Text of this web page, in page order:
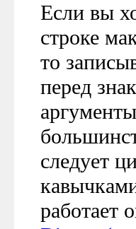
Если вы
строке
то
перед
следует
работает